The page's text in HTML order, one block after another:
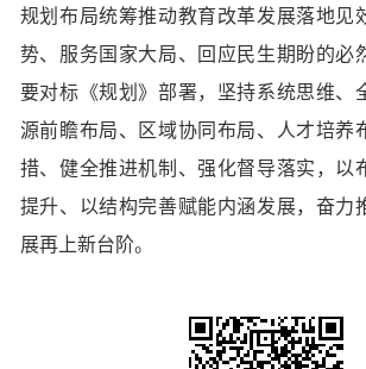
规划布局统筹推动教育改革发展落地见
势、服务国家大局、回应民生期盼的必
要对标《规划》部署，坚持系统思维、
源前瞻布局、区域协同布局、人才培养
措、健全推进机制、强化督导落实，以
提升、以结构完善赋能内涵发展，奋力
展再上新台阶。